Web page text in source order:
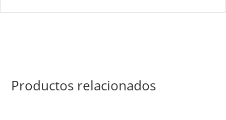
Productos relacionados